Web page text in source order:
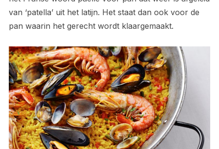
van ‘patella’ uit het latijn. Het staat dan ook voor de
pan waarin het gerecht wordt klaargemaakt.